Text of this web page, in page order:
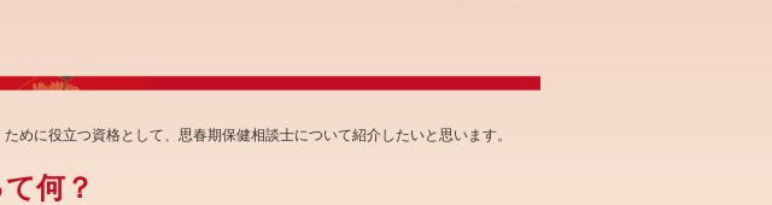
めに役立つ資格として、思春期保健相談士について紹介したいと思います。
何？